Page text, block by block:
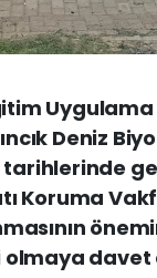
Uygulama
Deniz
tarihlerinde
Koruma
olmaya